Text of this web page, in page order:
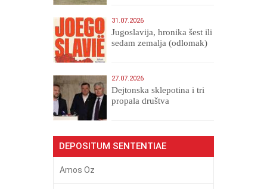
31.07.2026
Jugoslavija, hronika šest ili
sedam zemalja (odlomak)
27.07.2026
Dejtonska sklepotina i tri
propala društva
DEPOSITUM SENTENTIAE
Amos Oz